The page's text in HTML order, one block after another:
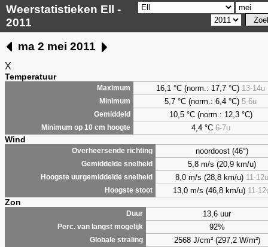
Weerstatistieken Ell -
2011
ma 2 mei 2011
X
Temperatuur
Maximum 16,1 °C (norm.: 17,7 °C) 13-14u
Minimum 5,7 °C (norm.: 6,4 °C) 5-6u
Gemiddeld 10,5 °C (norm.: 12,3 °C)
Minimum op 10 cm hoogte 4,4°C 6-7u
Wind
Overheersende richting noordoost (46°)
Gemiddelde snelheid 5,8 m/s (20,9 km/u)
Hoogste uurgemiddelde snelheid 8,0 m/s (28,8 km/u) 11-12u
Hoogste stoot 13,0 m/s (46,8 km/u) 11-
Zon
Duur 13,6 uur
Perc. van langst mogelijk 92%
Globale straling 2568 J/cm² (297,2 W/m²)